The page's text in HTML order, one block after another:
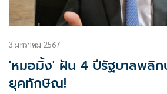
3 มกราคม 2567
'หมอมิ้ง' ฝัน 4 ปีรัฐบาลพลิก
ยุคทักษิณ!